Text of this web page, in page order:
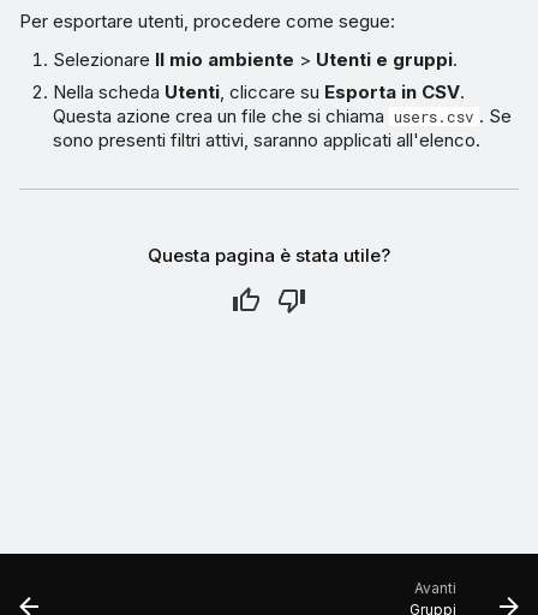
Per esportare utenti, procedere come segue:
Selezionare Il mio ambiente > Utenti e gruppi.
Nella scheda Utenti, cliccare su Esporta in CSV.
Questa azione crea un file che si chiama users.csv . Se
sono presenti filtri attivi, saranno applicati all'elenco.
Questa pagina è stata utile?
Avanti
Gruppi